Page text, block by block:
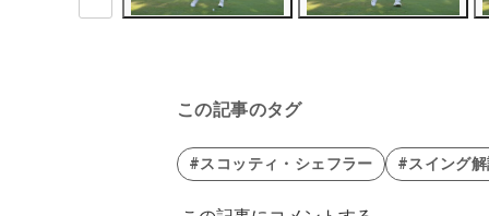
この記事のタグ
#スコッティ・シェフラー #スイング